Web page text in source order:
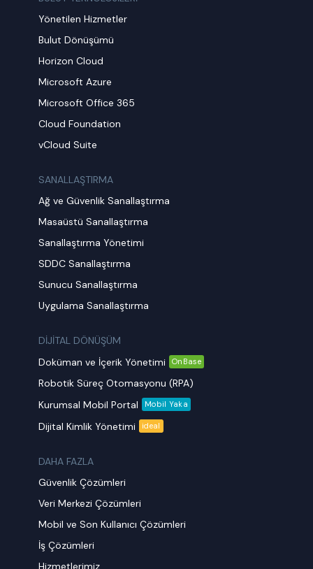
Yönetilen Hizmetler
Bulut Dönüşümü
Horizon Cloud
Microsoft Azure
Microsoft Office 365
Cloud Foundation
vCloud Suite
SANALLAŞTIRMA
Ağ ve Güvenlik Sanallaştırma
Masaüstü Sanallaştırma
Sanallaştırma Yönetimi
SDDC Sanallaştırma
Sunucu Sanallaştırma
Uygulama Sanallaştırma
DİJİTAL DÖNÜŞÜM
Doküman ve İçerik Yönetimi
OnBase
Robotik Süreç Otomasyonu (RPA)
Kurumsal Mobil Portal
Mobil Yaka
Dijital Kimlik Yönetimi ideal
DAHA FAZLA
Güvenlik Çözümleri
Veri Merkezi Çözümleri
Mobil ve Son Kullanıcı Çözümleri
İş Çözümleri
Hizmetlerimiz